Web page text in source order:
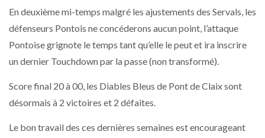
En deuxième mi-temps malgré les ajustements des Servals, les
défenseurs Pontois ne concéderons aucun point, l’attaque
Pontoise grignote le temps tant qu’elle le peut et ira inscrire
un dernier Touchdown par la passe (non transformé).
Score final 20 à 00, les Diables Bleus de Pont de Claix sont
désormais à 2 victoires et 2 défaites.
Le bon travail des ces dernières semaines est encourageant